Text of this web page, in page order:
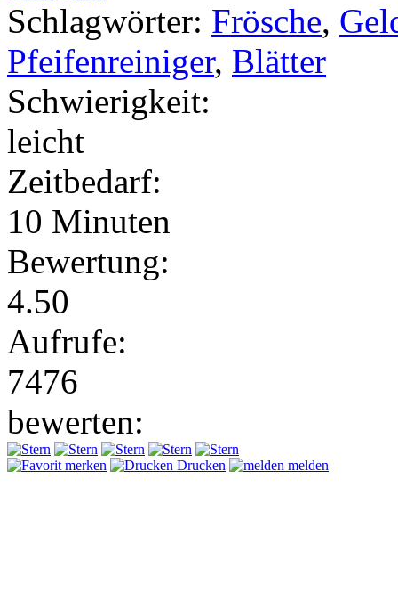
Schlagwörter: Frösche,
Pfeifenreiniger, Blätter
Schwierigkeit:
leicht
Zeitbedarf:
10 Minuten
Bewertung:
4.50
Aufrufe:
7476
bewerten:
merken Drucken melden